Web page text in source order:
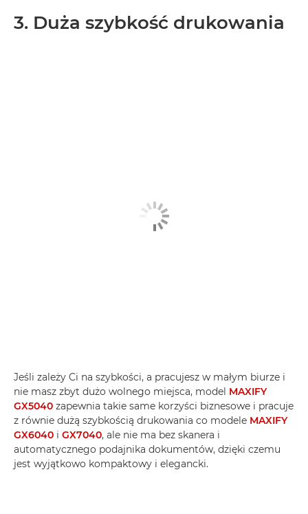
3. Duża szybkość drukowania
Jeśli zależy Ci na szybkości, a pracujesz w małym biurze i
nie masz zbyt dużo wolnego miejsca, model MAXIFY
GX5040 zapewnia takie same korzyści biznesowe i pracuje
z równie dużą szybkością drukowania co modele MAXIFY
GX6040 i GX7040, ale nie ma bez skanera i
automatycznego podajnika dokumentów, dzięki czemu
jest wyjątkowo kompaktowy i elegancki.